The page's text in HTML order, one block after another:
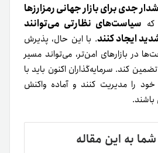
جدی برای بازار جهانی رمزارزها
سیاست‌های نظارتی می‌توانند
ایجاد کنند. با این حال، پذیرش
در بازارهای امن‌تر، می‌تواند مسیر
کند. سرمایه‌گذاران اکنون باید با
را مدیریت کنند و آماده واکنش
شما به این مقاله